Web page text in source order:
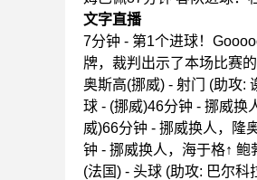
文字直播
7分钟 - 第1个进球！
牌，裁判出示了本场比赛
奥斯高(挪威) - 射门 (助攻:
球 - (挪威)46分钟 - 挪威换
威)66分钟 - 挪威换人，隆
钟 - 挪威换人，海于格↑ 鲍
(法国) - 头球 (助攻: 巴尔科